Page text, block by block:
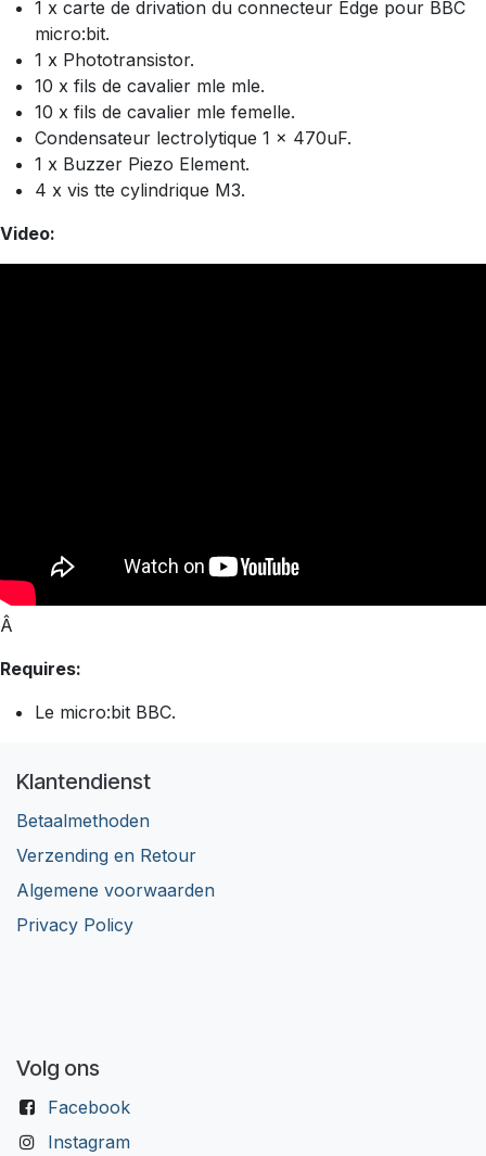
1 x carte de drivation du connecteur Edge pour BBC
micro:bit.
1 x Phototransistor.
10 x fils de cavalier mle mle.
10 x fils de cavalier mle femelle.
Condensateur lectrolytique 1 x 470uF.
1 x Buzzer Piezo Element.
4 x vis tte cylindrique M3.
Video:
Â
Requires:
Le micro:bit BBC.
Klantendienst
Betaalmethoden
Verzending en Retour
Algemene voorwaarden
Privacy Policy
Volg ons
Facebook
Instagram